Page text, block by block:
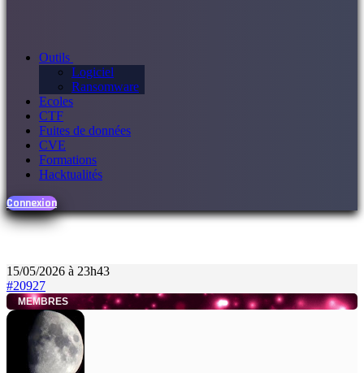
Outils
Logiciel
Ransomware
Ecoles
CTF
Fuites de données
CVE
Formations
Hacktualités
Connexion
15/05/2026 à 23h43
#20927
MEMBRES